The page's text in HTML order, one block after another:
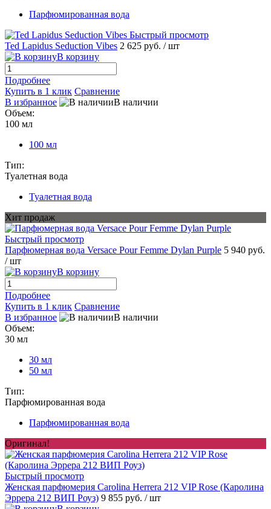
Парфюмированная вода
Быстрый просмотр
Ted Lapidus Seduction Vibes 2 625 руб. / шт
В корзину
Подробнее
Купить в 1 клик Сравнение
В избранное
В наличии
Объем:
100 мл
100 мл
Тип:
Туалетная вода
Туалетная вода
Хит продаж
Быстрый просмотр
Парфюмерная вода Versace Pour Femme Dylan Purple 5 940 руб.
/ шт
В корзину
Подробнее
Купить в 1 клик Сравнение
В избранное
В наличии
Объем:
30 мл
30 мл
50 мл
Тип:
Парфюмированная вода
Парфюмированная вода
Оригинал!
Быстрый просмотр
Женская парфюмерия Carolina Herrera 212 VIP Rose (Каролина
Эррера 212 ВИП Роуз) 9 855 руб. / шт